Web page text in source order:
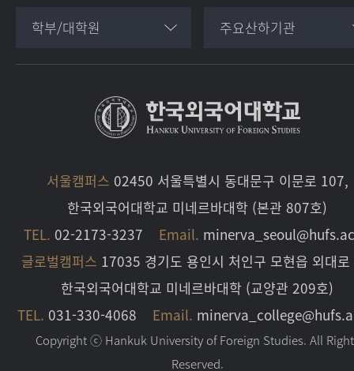
학부/대학원 주요산하기관
서울캠퍼스 02450 서울특별시 동대문구 이문로 107,
한국외국어대학교 미네르바대학 (본관 807호)
TEL. 02-2173-3237 Email.
글로벌캠퍼스 17035 경기도 용인시 처인구 모현읍 외대
한국외국어대학교 미네르바대학 (교양관 209호)
TEL. 031-330-4068 Email.
Copyright ⓒ Hankuk University of Foreign Studies. All
Reserved.